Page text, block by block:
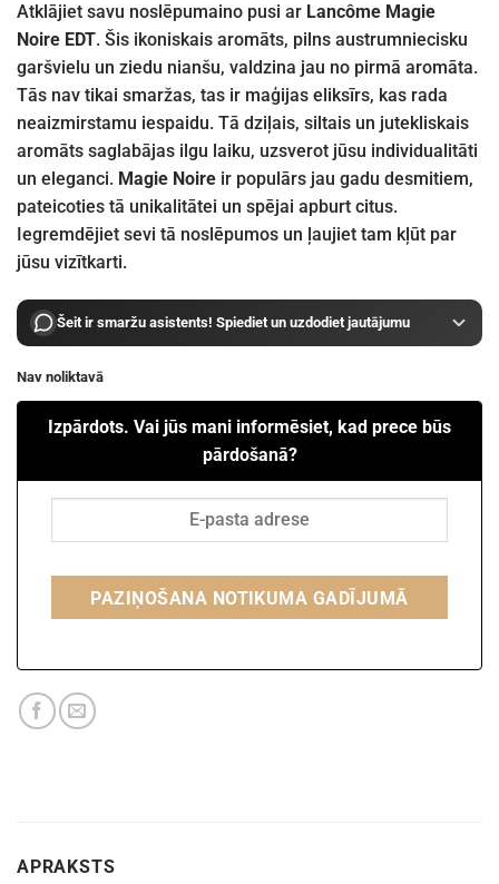
Atklājiet savu noslēpumaino pusi ar Lancôme Magie
Noire EDT. Šis ikoniskais aromāts, pilns austrumniecisku
garšvielu un ziedu nianšu, valdzina jau no pirmā aromāta.
Tās nav tikai smaržas, tas ir maģijas eliksīrs, kas rada
neaizmirstamu iespaidu. Tā dziļais, siltais un jutekliskais
aromāts saglabājas ilgu laiku, uzsverot jūsu individualitāti
un eleganci. Magie Noire ir populārs jau gadu desmitiem,
pateicoties tā unikalitātei un spējai apburt citus.
Iegremdējiet sevi tā noslēpumos un ļaujiet tam kļūt par
jūsu vizītkarti.
Šeit ir smaržu asistents! Spiediet un uzdodiet jautājumu
Nav noliktavā
Izpārdots. Vai jūs mani informēsiet, kad prece būs
pārdošanā?
PAZIŅOŠANA NOTIKUMA GADĪJUMĀ
APRAKSTS